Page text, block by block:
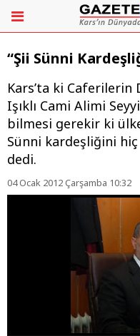
“Şii Sünni
Kars’ta ki
Işıklı Cami Alimi
bilmesi gerekir ki
Sünni kardeşliğini
dedi.
04 Ocak 2012 Çarşamba 10:32